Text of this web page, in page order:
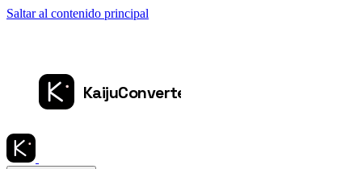
Saltar al contenido principal